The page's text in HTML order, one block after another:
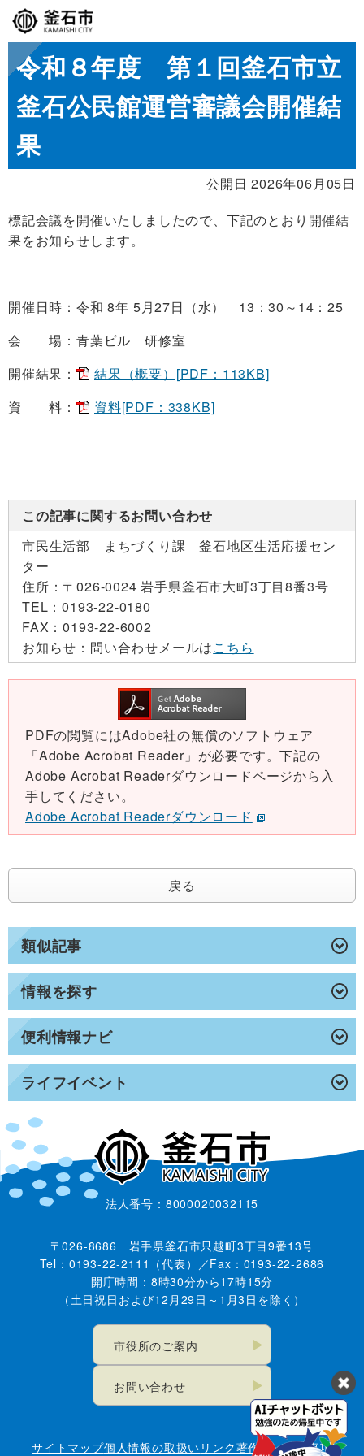
類似記事
情報を探す
便利情報ナビ
ライフイベント
令和８年度 第１回釜石市立
釜石公民館運営審議会開催結
果
公開日 2026年06月05日
標記会議を開催いたしましたので、下記のとおり開催結
果をお知らせします。
開催日時：令和 8年 5月27日（水） 13：30～14：25
会 場：青葉ビル 研修室
開催結果：
結果（概要）[PDF：113KB]
資 料：
資料[PDF：338KB]
この記事に関するお問い合わせ
市民生活部 まちづくり課 釜石地区生活応援セン
ター
住所： 〒026-0024 岩手県釜石市大町3丁目8番3号
TEL：0193-22-0180
FAX：0193-22-6002
お知らせ： 問い合わせメールはこちら
PDFの閲覧にはAdobe社の無償のソフトウェア
「Adobe Acrobat Reader」が必要です。下記の
Adobe Acrobat Readerダウンロードページから入
手してください。
Adobe Acrobat Readerダウンロード
戻る
法人番号：8000020032115
〒026-8686 岩手県釜石市只越町3丁目9番13号
Tel：0193-22-2111（代表）／Fax：0193-22-2686
開庁時間：8時30分から17時15分
（土日祝日および12月29日～1月3日を除く）
市役所のご案内
お問い合わせ
サイトマップ個人情報の取扱い リンク著作権・免責事項